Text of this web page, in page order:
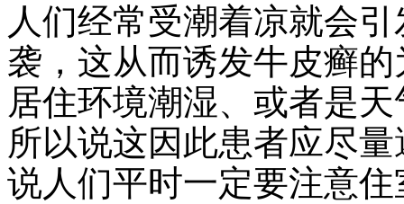
人们经常受潮着凉就会
袭，这从而诱发牛皮癣
居住环境潮湿、或者是
所以说这因此患者应尽
说人们平时一定要注意